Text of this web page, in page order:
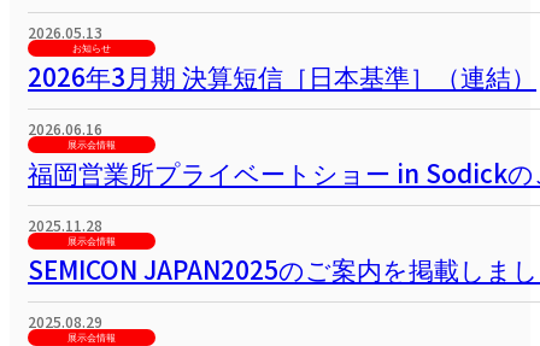
2026.07.06
お知らせ
【動画公開】ものづくり太郎様に当社の歯
2026.05.27
お知らせ
公式YouTubeに『3分で分かる！就活生必
2026.05.13
お知らせ
2026年3月期 決算短信［日本基準］（連結）
2026.06.16
展示会情報